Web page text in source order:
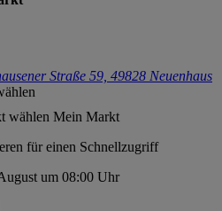
Straße 59, 49828 Neuenhaus
wählen Mein Markt
für einen Schnellzugriff
um 08:00 Uhr